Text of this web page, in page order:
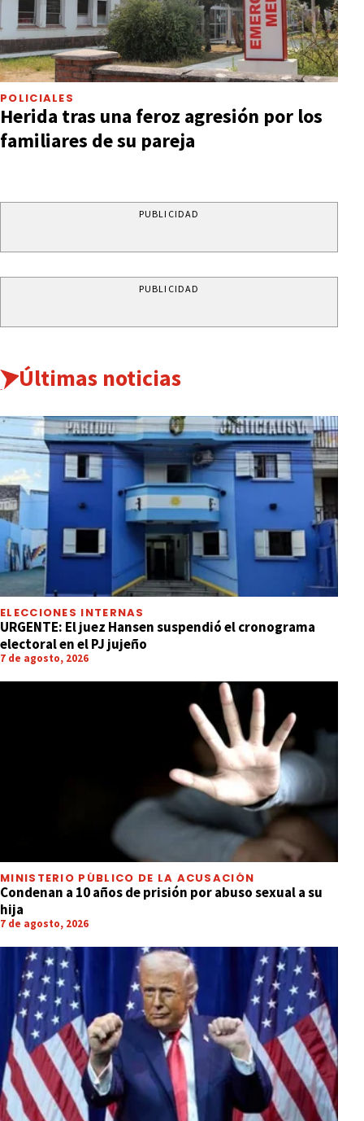
POLICIALES
Herida tras una feroz agresión por los
familiares de su pareja
PUBLICIDAD
PUBLICIDAD
Últimas noticias
ELECCIONES INTERNAS
URGENTE: El juez Hansen suspendió el cronograma
electoral en el PJ jujeño
7 de agosto, 2026
MINISTERIO PÚBLICO DE LA ACUSACIÓN
Condenan a 10 años de prisión por abuso sexual a su
hija
7 de agosto, 2026